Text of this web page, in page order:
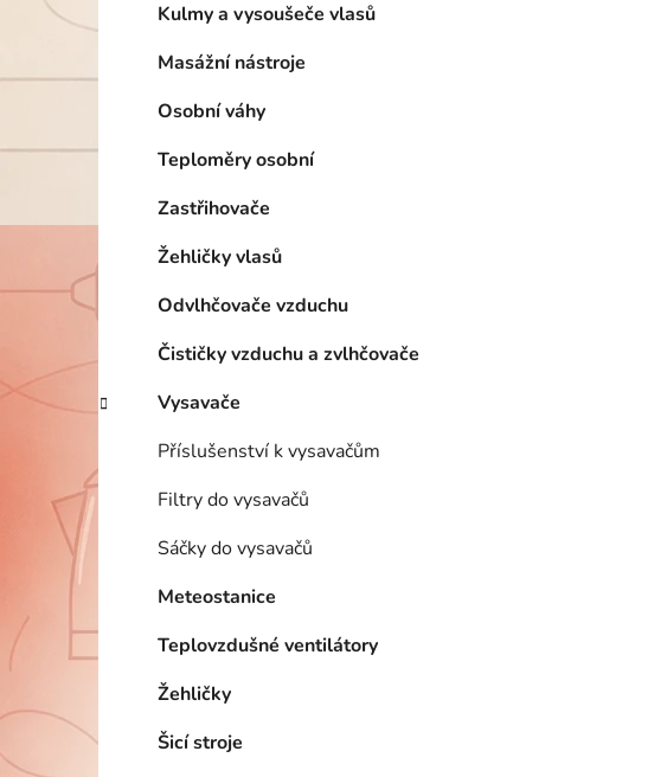
Kulmy a vysoušeče vlasů
Masážní nástroje
Osobní váhy
Teploměry osobní
Zastřihovače
Žehličky vlasů
Odvlhčovače vzduchu
Čističky vzduchu a zvlhčovače
Vysavače
Příslušenství k vysavačům
Filtry do vysavačů
Sáčky do vysavačů
Meteostanice
Teplovzdušné ventilátory
Žehličky
Šicí stroje